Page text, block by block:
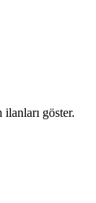
göster.